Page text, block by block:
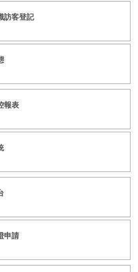
訪客登記
報表
申請